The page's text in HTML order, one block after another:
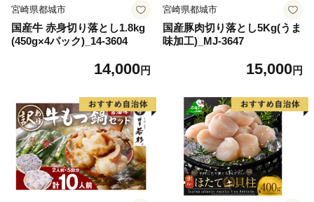
宮崎県都城市
国産牛 赤身切り落とし1.8kg
(450g×4パック)_14-3604
14,000円
宮崎県都城市
国産豚肉切り落とし5Kg(うま
味加工)_MJ-3647
15,000円